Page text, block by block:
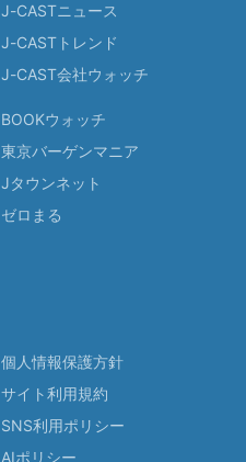
J-CASTニュース
J-CASTトレンド
J-CAST会社ウォッチ
BOOKウォッチ
東京バーゲンマニア
Jタウンネット
ゼロまる
個人情報保護方針
サイト利用規約
SNS利用ポリシー
AIポリシー